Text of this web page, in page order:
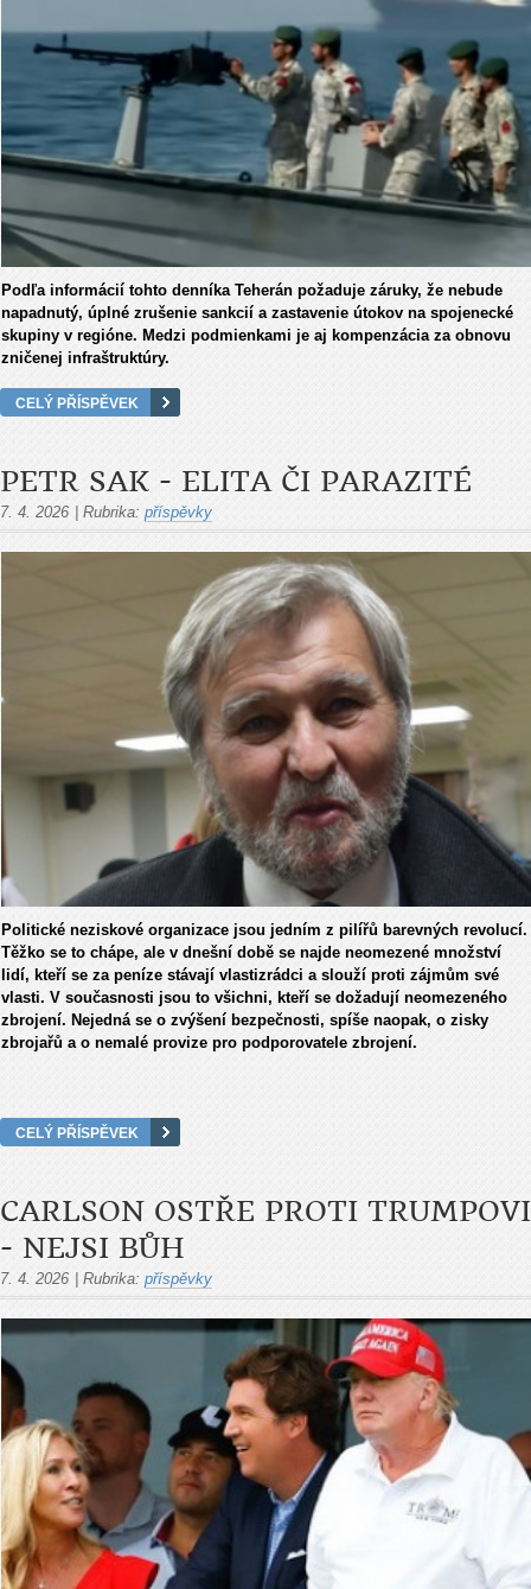
Podľa informácií tohto denníka Teherán požaduje záruky, že nebude
napadnutý, úplné zrušenie sankcií a zastavenie útokov na spojenecké
skupiny v regióne. Medzi podmienkami je aj kompenzácia za obnovu
zničenej infraštruktúry.
CELÝ PŘÍSPĚVEK
PETR SAK - ELITA ČI PARAZITÉ
7. 4. 2026 Rubrika: příspěvky
Politické neziskové organizace jsou jedním z pilířů barevných revolucí.
Těžko se to chápe, ale v dnešní době se najde neomezené množství
lidí, kteří se za peníze stávají vlastizrádci a slouží proti zájmům své
vlasti. V současnosti jsou to všichni, kteří se dožadují neomezeného
zbrojení. Nejedná se o zvýšení bezpečnosti, spíše naopak, o zisky
zbrojařů a o nemalé provize pro podporovatele zbrojení.
CELÝ PŘÍSPĚVEK
CARLSON OSTŘE PROTI TRUMPOVI
- NEJSI BŮH
7. 4. 2026 Rubrika: příspěvky